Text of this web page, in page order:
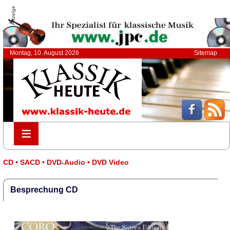
Anzeige
Montag, 10. August 2026 Sitemap
≡
≡
CD • SACD • DVD-Audio • DVD Video
Besprechung CD